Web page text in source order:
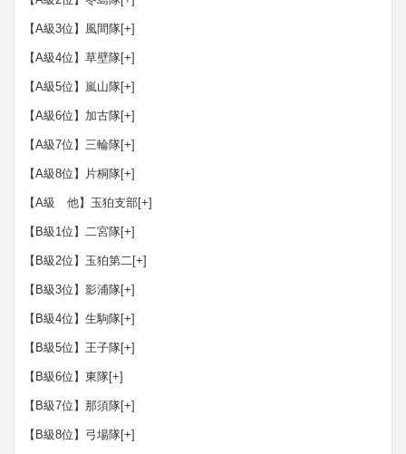
【A級3位】風間隊[+]
【A級4位】草壁隊[+]
【A級5位】嵐山隊[+]
【A級6位】加古隊[+]
【A級7位】三輪隊[+]
【A級8位】片桐隊[+]
【A級 他】玉狛支部[+]
【B級1位】二宮隊[+]
【B級2位】玉狛第二 [+]
【B級3位】影浦隊[+]
【B級4位】生駒隊[+]
【B級5位】王子隊[+]
【B級6位】東隊[+]
【B級7位】那須隊[+]
【B級8位】弓場隊[+]